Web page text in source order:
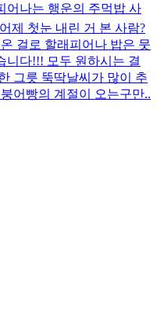
어나는 행운의 주먹밥 사
어제 첫눈 내린 거 본 사람?
걸로 할래 피어나 밥은 뭇
니다!!! 모두 원하시는 결
그릇 뚝딱날씨가 많이 추
어빵의 계절이 오는구만..